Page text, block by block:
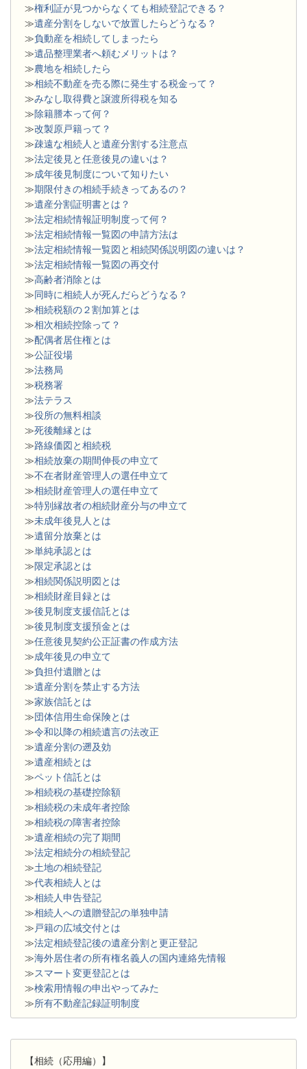
≫権利証が見つからなくても相続登記できる？
≫遺産分割をしないで放置したらどうなる？
≫負動産を相続してしまったら
≫遺品整理業者へ頼むメリットは？
≫農地を相続したら
≫相続不動産を売る際に発生する税金って？
≫みなし取得費と譲渡所得税を知る
≫除籍謄本って何？
≫改製原戸籍って？
≫疎遠な相続人と遺産分割する注意点
≫法定後見と任意後見の違いは？
≫成年後見制度について知りたい
≫期限付きの相続手続きってあるの？
≫遺産分割証明書とは？
≫法定相続情報証明制度って何？
≫法定相続情報一覧図の申請方法は
≫法定相続情報一覧図と相続関係説明図の違いは？
≫法定相続情報一覧図の再交付
≫高齢者消除とは
≫同時に相続人が死んだらどうなる？
≫相続税額の２割加算とは
≫相次相続控除って？
≫配偶者居住権とは
≫公証役場
≫法務局
≫税務署
≫法テラス
≫役所の無料相談
≫死後離縁とは
≫路線価図と相続税
≫相続放棄の期間伸長の申立て
≫不在者財産管理人の選任申立て
≫相続財産管理人の選任申立て
≫特別縁故者の相続財産分与の申立て
≫未成年後見人とは
≫遺留分放棄とは
≫単純承認とは
≫限定承認とは
≫相続関係説明図とは
≫相続財産目録とは
≫後見制度支援信託とは
≫後見制度支援預金とは
≫任意後見契約公正証書の作成方法
≫成年後見の申立て
≫負担付遺贈とは
≫遺産分割を禁止する方法
≫家族信託とは
≫団体信用生命保険とは
≫令和以降の相続遺言の法改正
≫遺産分割の遡及効
≫遺産相続とは
≫ペット信託とは
≫相続税の基礎控除額
≫相続税の未成年者控除
≫相続税の障害者控除
≫遺産相続の完了期間
≫法定相続分の相続登記
≫土地の相続登記
≫代表相続人とは
≫相続人申告登記
≫相続人への遺贈登記の単独申請
≫ 戸籍の広域交付とは
≫法定相続登記後の遺産分割と更正登記
≫海外居住者の所有権名義人の国内連絡先情報
≫スマート変更登記とは
≫検索用情報の申出やってみた
≫所有不動産記録証明制度
【相続（応用編）】